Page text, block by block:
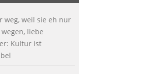
weg, weil sie eh nur
wegen, liebe
Kultur ist